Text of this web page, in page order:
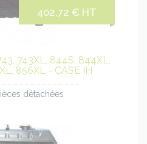
402,72 € HT
743XL, 844S, 844XL,
856XL - CASE IH
détachées